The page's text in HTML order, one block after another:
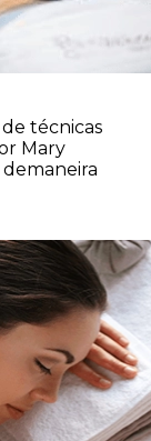
técnicas
Mary